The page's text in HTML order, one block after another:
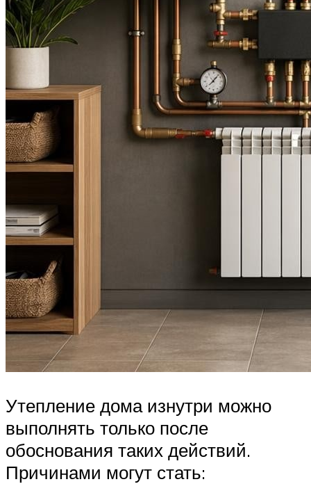
Утепление дома изнутри можно
выполнять только после
обоснования таких действий.
Причинами могут стать: